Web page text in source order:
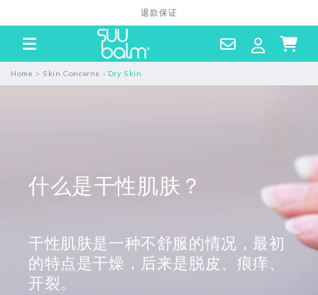
容
退款保证
Us
Log
in
Cart
Home > Skin Concerns › Dry Skin
什么是干性肌肤？
干性肌肤是一种不舒服的情况，最初
的特点是干燥，后来是脱皮、痕痒、
开裂。